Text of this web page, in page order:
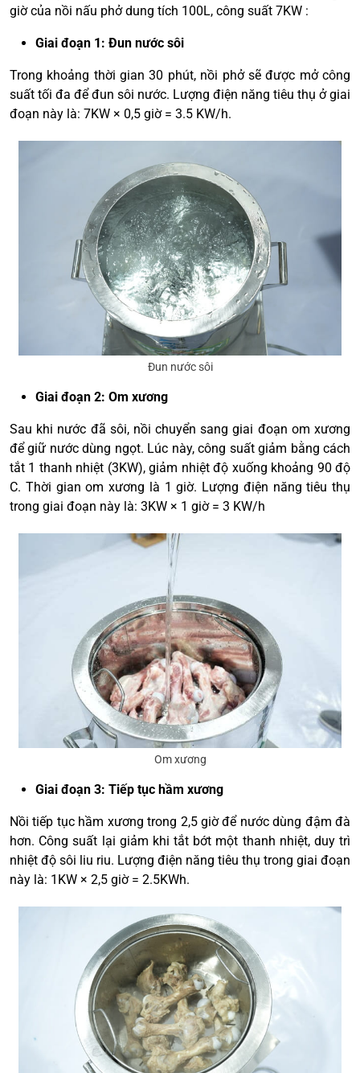
giờ của nồi nấu phở dung tích 100L, công suất 7KW :
Giai đoạn 1: Đun nước sôi
Trong khoảng thời gian 30 phút, nồi phở sẽ được mở công
suất tối đa để đun sôi nước. Lượng điện năng tiêu thụ ở giai
đoạn này là: 7KW × 0,5 giờ = 3.5 KW/h.
Đun nước sôi
Giai đoạn 2: Om xương
Sau khi nước đã sôi, nồi chuyển sang giai đoạn om xương
để giữ nước dùng ngọt. Lúc này, công suất giảm bằng cách
tắt 1 thanh nhiệt (3KW), giảm nhiệt độ xuống khoảng 90 độ
C. Thời gian om xương là 1 giờ. Lượng điện năng tiêu thụ
trong giai đoạn này là: 3KW × 1 giờ = 3 KW/h
Om xương
Giai đoạn 3: Tiếp tục hầm xương
Nồi tiếp tục hầm xương trong 2,5 giờ để nước dùng đậm đà
hơn. Công suất lại giảm khi tắt bớt một thanh nhiệt, duy trì
nhiệt độ sôi liu riu. Lượng điện năng tiêu thụ trong giai đoạn
này là: 1KW × 2,5 giờ = 2.5KWh.